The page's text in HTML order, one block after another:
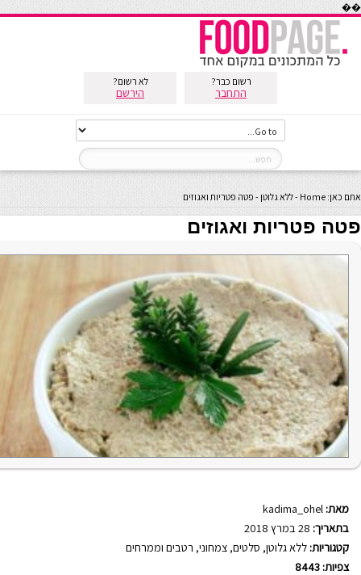
��
רשום כבר?
התחבר
לא רשום?
הירשם
אתם כאן: Home
-ללא גלוטן- פטה פטריות ואגוזים
פטה פטריות ואגוזים
מאת: kadima_ohel
בתאריך:
קטגוריות: ללא גלוטן, סלטים, צמחוני, רטבים וממרחים
צפיות: 8443